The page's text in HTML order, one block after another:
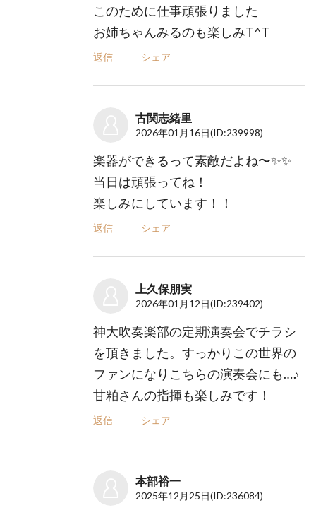
このために仕事頑張りました
お姉ちゃんみるのも楽しみT^T
返信 シェア
古関志緒里
2026年01月16日(ID:239998)
楽器ができるって素敵だよね〜✨✨
当日は頑張ってね！
楽しみにしています！！
返信 シェア
上久保朋実
2026年01月12日(ID:239402)
神大吹奏楽部の定期演奏会でチラシ
を頂きました。すっかりこの世界の
ファンになりこちらの演奏会にも…♪
甘粕さんの指揮も楽しみです！
返信 シェア
本部裕一
2025年12月25日(ID:236084)